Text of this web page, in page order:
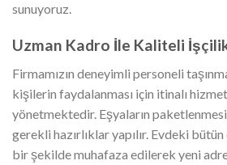
sunuyoruz.
Uzman Kadro İle Kaliteli
Firmamızın deneyimli personeli
kişilerin faydalanması için itinalı
yönetmektedir. Eşyaların
gerekli hazırlıklar yapılır. Evdeki
bir şekilde muhafaza edilerek yeni